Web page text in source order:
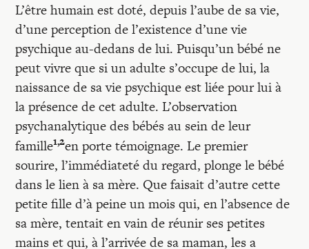
Blocs-notes
Recherches
Entretiens
Revues
Colloque
L’être humain est doté, depuis l’aube de sa vie,
d’une perception de l’existence d’une vie
psychique au-dedans de lui. Puisqu’un bébé ne
peut vivre que si un adulte s’occupe de lui, la
naissance de sa vie psychique est liée pour lui à
la présence de cet adulte. L’observation
psychanalytique des bébés au sein de leur
famille1,2en porte témoignage. Le premier
sourire, l’immédiateté du regard, plonge le bébé
dans le lien à sa mère. Que faisait d’autre cette
petite fille d’à peine un mois qui, en l’absence de
sa mère, tentait en vain de réunir ses petites
mains et qui, à l’arrivée de sa maman, les a